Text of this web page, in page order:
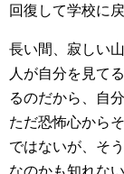
回復して学校に戻
長い間、寂しい
人が自分を見て
るのだから、自
ただ恐怖心から
ではないが、そ
なのかも知れない